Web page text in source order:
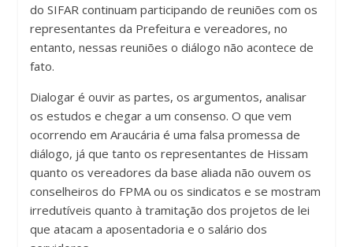
do SIFAR continuam participando de reuniões com os
representantes da Prefeitura e vereadores, no
entanto, nessas reuniões o diálogo não acontece de
fato.
Dialogar é ouvir as partes, os argumentos, analisar
os estudos e chegar a um consenso. O que vem
ocorrendo em Araucária é uma falsa promessa de
diálogo, já que tanto os representantes de Hissam
quanto os vereadores da base aliada não ouvem os
conselheiros do FPMA ou os sindicatos e se mostram
irredutíveis quanto à tramitação dos projetos de lei
que atacam a aposentadoria e o salário dos